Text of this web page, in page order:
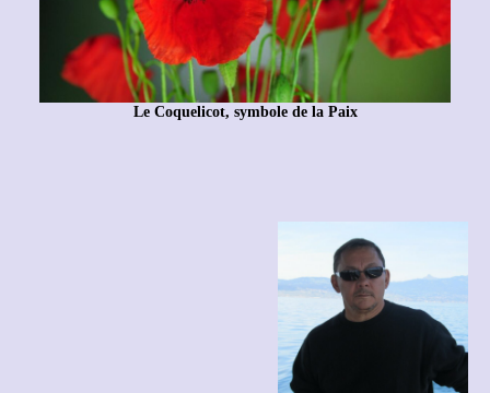
Le Coquelicot, symbole de la Paix